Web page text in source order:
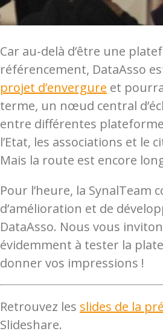
Car au-delà d’être une
référencement, DataAsso
projet d’envergure et
terme, un nœud central
entre différentes
l’Etat, les associations et le
Mais la route est encore
Pour l’heure, la SynalTeam
d’amélioration et de
DataAsso. Nous vous
évidemment à tester la
donner vos impressions !
Retrouvez les slides de la
Slideshare.